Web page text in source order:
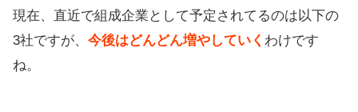
現在、直近で組成企業として予定されてるのは以下の
3社ですが、 今後はどんどん増やしていく わけです
ね。